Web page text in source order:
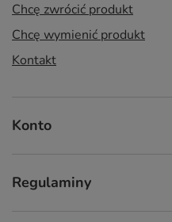
Chcę zwrócić produkt
Chcę wymienić produkt
Kontakt
Konto
Regulaminy